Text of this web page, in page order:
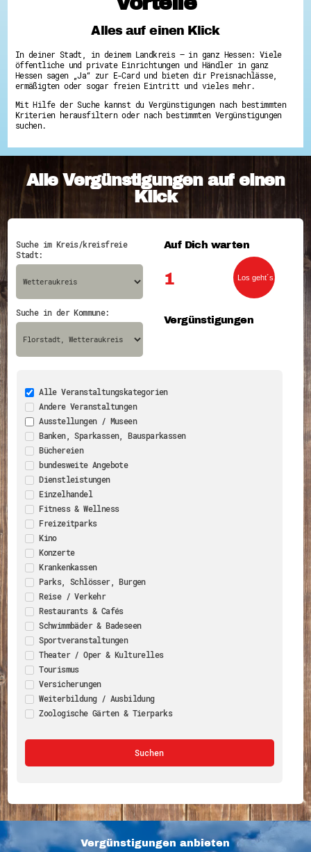
Hessen hilft Ukraine
Zeig uns dein Ehrenamt
Wettbewerb | Trikotwettbewerb
Wettbewerb | 80 Jahre Hessen - Engagement
mit Herz
8 Vereine x 80 Jahre x 1.000 €
Menschen des Respekts
SHARE IT: Teile deine Infos!
Gestalte dein Ehrenamt
Ehrenamts-Card Hessen
Crowdfunding - Viele schaffen mehr
Förderprogramme
Ehrentag
Freiwilligenmanagement
Zeugnisbeiblatt
Mach dich schlau
GEMA-Pakt
Energiepreiskrise und Ehrenamt
Generationsübergreifend aktiv
Patenschaftsprojekte
Vereine, Spenden, Steuern - Gut zu Wissen
Versicherungsschutz
Wissenswertes rund um dein Ehrenamt
Zahlen, Daten, Fakten aus Hessen
Suche
Datenschutz
Alles auf einen Klick
In deiner Stadt, in deinem Landkreis – in ganz Hessen: Viele
öffentliche und private Einrichtungen und Händler in ganz
Hessen sagen „Ja“ zur E-Card und bieten dir Preisnachlässe,
ermäßigten oder sogar freien Eintritt und vieles mehr.
Mit Hilfe der Suche kannst du Vergünstigungen nach bestimmten
Kriterien herausfiltern oder nach bestimmten Vergünstigungen
suchen.
Alle Vergünstigungen auf einen
Klick
Suche im Kreis/kreisfreie
Stadt:
Suche in der Kommune:
Auf Dich warten
1
Vergünstigungen
Alle Veranstaltungskategorien
Andere Veranstaltungen
Ausstellungen / Museen
Banken, Sparkassen, Bausparkassen
Büchereien
bundesweite Angebote
Dienstleistungen
Einzelhandel
Fitness & Wellness
Freizeitparks
Kino
Konzerte
Krankenkassen
Parks, Schlösser, Burgen
Reise / Verkehr
Restaurants & Cafés
Schwimmbäder & Badeseen
Sportveranstaltungen
Theater / Oper & Kulturelles
Tourismus
Versicherungen
Weiterbildung / Ausbildung
Zoologische Gärten & Tierparks
Vergünstigungen anbieten